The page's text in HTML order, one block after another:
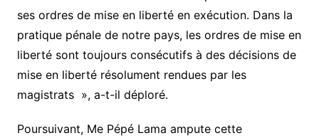
ses ordres de mise en liberté en exécution. Dans la
pratique pénale de notre pays, les ordres de mise en
liberté sont toujours consécutifs à des décisions de
mise en liberté résolument rendues par les
magistrats », a-t-il déploré.
Poursuivant, Me Pépé Lama ampute cette